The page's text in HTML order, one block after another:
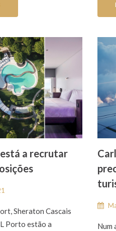
a recrutar
Sheraton Cascais
Porto estão a
Num